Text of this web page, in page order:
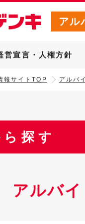
アル
営宣言・人権方針
報サイトTOP アルバ
探す
アルバ